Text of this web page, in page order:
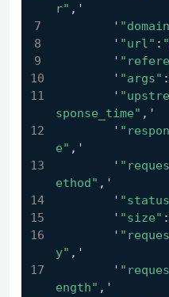
r" ,'
        '
        '
"url" :
        '
        '
"args" :
        '
sponse_time" ,'
        '
e" ,'
        '
ethod" ,'
        '
        '
"size" :
        '
y" ,'
        '
ength" ,'